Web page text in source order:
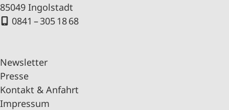
85049 Ingolstadt
0841 – 305 18 68
Newsletter
Presse
Kontakt & Anfahrt
Impressum